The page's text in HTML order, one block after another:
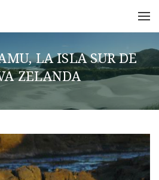
LA ISLA SUR DE
ZELANDA